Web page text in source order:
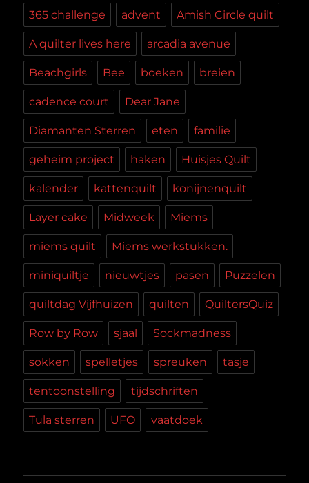
365 challenge advent Amish Circle quilt
A quilter lives here arcadia avenue
Beachgirls Bee boeken breien
cadence court Dear Jane
Diamanten Sterren eten familie
geheim project haken Huisjes Quilt
kalender kattenquilt konijnenquilt
Layer cake Midweek Miems
miems quilt Miems werkstukken.
miniquiltje nieuwtjes pasen Puzzelen
quiltdag Vijfhuizen quilten QuiltersQuiz
Row by Row sjaal Sockmadness
sokken spelletjes spreuken tasje
tentoonstelling tijdschriften
Tula sterren UFO vaatdoek